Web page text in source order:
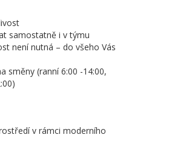
samostatně i v týmu
není nutná – do všeho Vás
směny (ranní 6:00 -14:00,
v rámci moderního